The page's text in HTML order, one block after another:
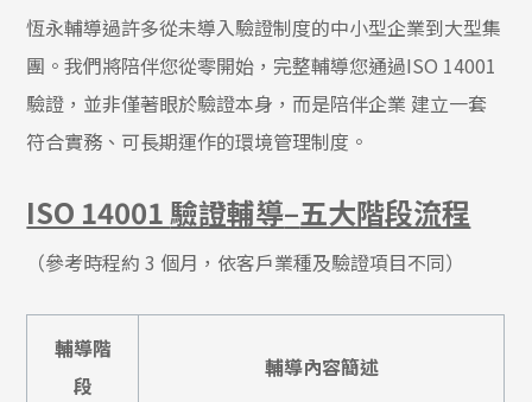
恆永輔導過許多從未導入驗證制度的中小型企業到大型集
團。我們將陪伴您從零開始，完整輔導您通過ISO 14001
驗證，並非僅著眼於驗證本身，而是陪伴企業 建立一套
符合實務、可長期運作的環境管理制度。
ISO 14001驗證輔導–五大階段流程
（參考時程約 3 個月，依客戶業種及驗證項目不同）
輔導階
段
輔導內容簡述